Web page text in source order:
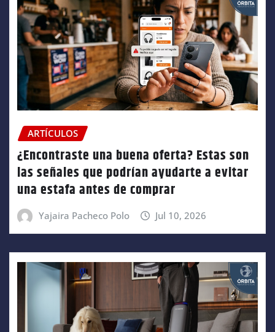
ARTÍCULOS
¿Encontraste una buena oferta? Estas son
las señales que podrían ayudarte a evitar
una estafa antes de comprar
Yajaira Pacheco Polo Jul 10, 2026